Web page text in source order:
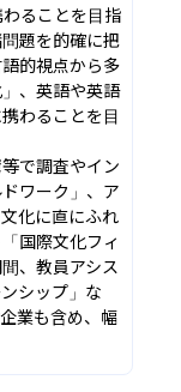
ることを目指
題を的確に把
的視点から多
、英語や英語
わることを目
で調査やイン
ワーク」、ア
化に直にふれ
国際文化フィ
、教員アシス
シップ」な
業も含め、幅